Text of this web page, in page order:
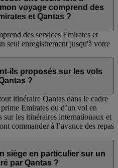
voyage comprend des
et Qantas ?
des services Emirates et
seul enregistrement jusqu'à votre
ils proposés sur les vols
?
itinéraire Qantas dans le cadre
Emirates ou d’un vol en
sur les itinéraires internationaux et
commander à l’avance des repas
siège en particulier sur un
par Qantas ?